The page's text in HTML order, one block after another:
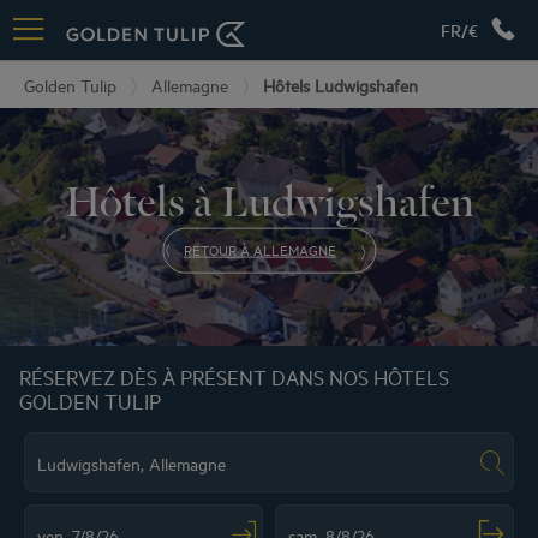
FR/€
Golden Tulip Allemagne Hôtels Ludwigshafen
Hôtels à Ludwigshafen
RETOUR À ALLEMAGNE
RÉSERVEZ DÈS À PRÉSENT DANS NOS HÔTELS
GOLDEN TULIP